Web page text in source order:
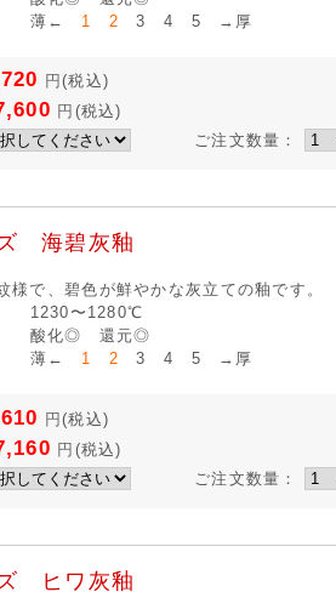
薄← 1 2 3 4 5 →厚
円(税込)
円 (税込)
ご注文数量：
海碧灰釉
様で、碧色が鮮やかな灰立ての釉です。
1230〜1280℃
酸化◎ 還元◎
薄← 1 2 3 4 5 →厚
円(税込)
円 (税込)
ご注文数量：
ヒワ灰釉